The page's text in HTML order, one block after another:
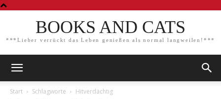
BOOKS AND CATS
***Lieber verrückt das Leben genießen als normal langweilen!***
Start Schlagworte Hitverdächtig